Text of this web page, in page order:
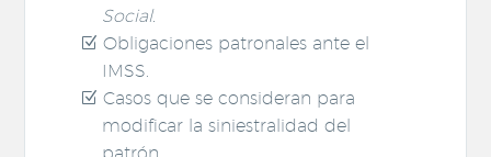
Social.
Obligaciones patronales ante el
IMSS.
Casos que se consideran para
modificar la siniestralidad del
patrón.